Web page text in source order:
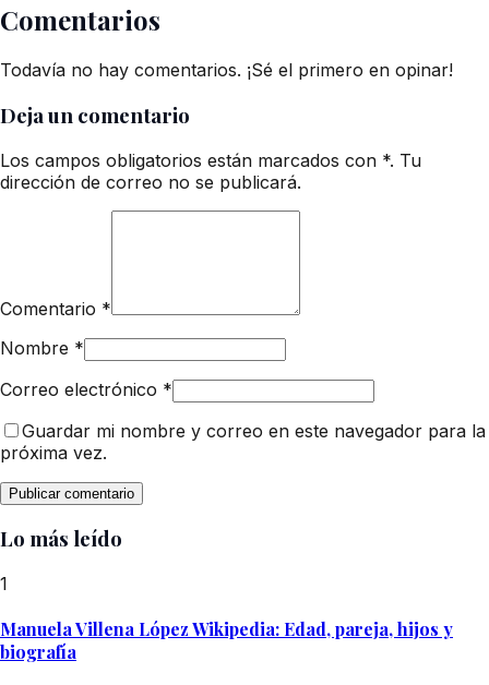
Comentarios
Todavía no hay comentarios. ¡Sé el primero en opinar!
Deja un comentario
Los campos obligatorios están marcados con *. Tu
dirección de correo no se publicará.
Comentario *
Nombre *
Correo electrónico *
Guardar mi nombre y correo en este navegador para la
próxima vez.
Lo más leído
1
Manuela Villena López Wikipedia: Edad, pareja, hijos y
biografía